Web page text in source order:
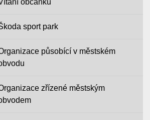
občánků
sport park
působící v městském
zřízené městským